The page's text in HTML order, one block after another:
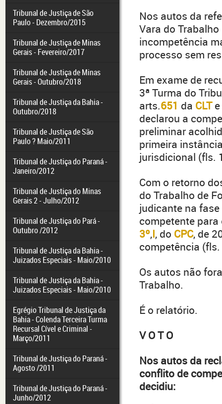
Tribunal de Justiça de São
Paulo - Dezembro/2015
Tribunal de Justiça de Minas
Gerais - Fevereiro/2017
Tribunal de Justiça de Minas
Gerais - Outubro/2018
Tribunal de Justiça da Bahia -
Outubro/2018
Tribunal de Justiça de São
Paulo ? Maio/2011
Tribunal de Justiça do Paraná -
Janeiro/2012
Tribunal de Justiça do Minas
Gerais 2 - Julho/2012
Tribunal de Justiça do Pará -
Outubro /2012
Tribunal de Justiça da Bahia -
Juizados Especiais - Maio/2010
Tribunal de Justiça da Bahia -
Juizados Especiais - Maio/2010
Egrégio Tribunal de Justiça da
Bahia - Colenda Terceira Turma
Recursal Cível e Criminal -
Março/2011
Tribunal de Justiça do Paraná -
Agosto /2011
Tribunal de Justiça do Paraná -
Junho/2012
Nos autos da
Vara do
incompetência
processo sem
Em exame de
3ª Turma do
arts.651 da CLTe
declarou a
preliminar
primeira
jurisdicional (fls.
Com o retorno
do Trabalho de
judicante na
competente
3º,I, do CPC, de
competência
Os autos não
Trabalho.
É o relatório.
V OT O
Nos autos da
conflito de
decidiu: